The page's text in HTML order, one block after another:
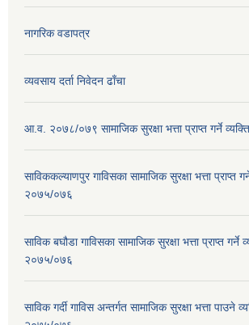
नागरिक वडापत्र
व्यवसाय दर्ता निवेदन ढाँचा
आ.व. २०७८/०७९ सामाजिक सुरक्षा भत्ता प्राप्त गर्ने
साविककल्याणपुर गाविसका सामाजिक सुरक्षा भत्ता प्राप्त
२०७५/०७६
साविक बघौडा गाविसका सामाजिक सुरक्षा भत्ता प्राप्त गर्ने
२०७५/०७६
साविक गर्दी गाविस अन्तर्गत सामाजिक सुरक्षा भत्ता पाउने